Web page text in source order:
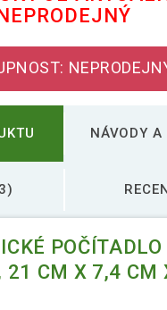
NÁVODY A
POČÍTADLO
21 CM X 7,4 CM